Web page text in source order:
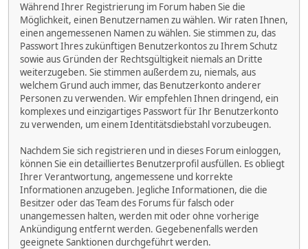
Während Ihrer Registrierung im Forum haben Sie die
Möglichkeit, einen Benutzernamen zu wählen. Wir raten Ihnen,
einen angemessenen Namen zu wählen. Sie stimmen zu, das
Passwort Ihres zukünftigen Benutzerkontos zu Ihrem Schutz
sowie aus Gründen der Rechtsgültigkeit niemals an Dritte
weiterzugeben. Sie stimmen außerdem zu, niemals, aus
welchem Grund auch immer, das Benutzerkonto anderer
Personen zu verwenden. Wir empfehlen Ihnen dringend, ein
komplexes und einzigartiges Passwort für Ihr Benutzerkonto
zu verwenden, um einem Identitätsdiebstahl vorzubeugen.
Nachdem Sie sich registrieren und in dieses Forum einloggen,
können Sie ein detailliertes Benutzerprofil ausfüllen. Es obliegt
Ihrer Verantwortung, angemessene und korrekte
Informationen anzugeben. Jegliche Informationen, die die
Besitzer oder das Team des Forums für falsch oder
unangemessen halten, werden mit oder ohne vorherige
Ankündigung entfernt werden. Gegebenenfalls werden
geeignete Sanktionen durchgeführt werden.